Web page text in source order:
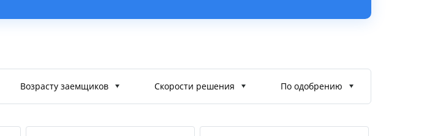
Возрасту заемщиков Скорости решения По одобрению